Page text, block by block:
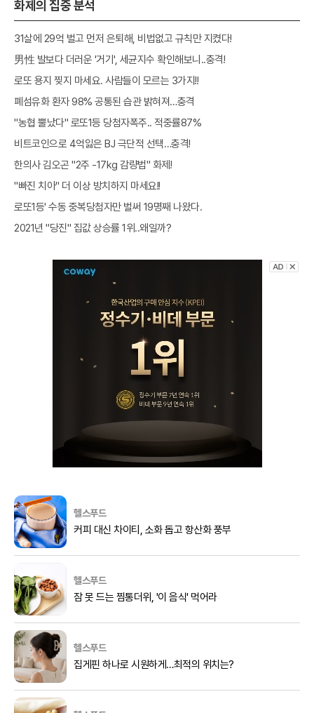
화제의 집중 분석
31살에 29억 벌고 먼저 은퇴해, 비법없고 규칙만 지켰다!
男性 발보다 더러운 '거기', 세균지수 확인해보니..충격!
로또 용지 찢지 마세요. 사람들이 모르는 3가지!!
폐섬유화 환자 98% 공통된 습관 밝혀져…충격
"농협 뿔났다" 로또1등 당첨자폭주.. 적중률87%
비트코인으로 4억잃은 BJ 극단적 선택…충격!
한의사 김오곤 "2주 -17kg 감량법" 화제!
"빠진 치아" 더 이상 방치하지 마세요!!
로또1등' 수동 중복당첨자만 벌써 19명째 나왔다.
2021년 "당진" 집값 상승률 1위..왜일까?
헬스푸드
커피 대신 차이티, 소화 돕고 항산화 풍부
헬스푸드
잠 못 드는 찜통더위, '이 음식' 먹어라
헬스푸드
집게핀 하나로 시원하게…최적의 위치는?